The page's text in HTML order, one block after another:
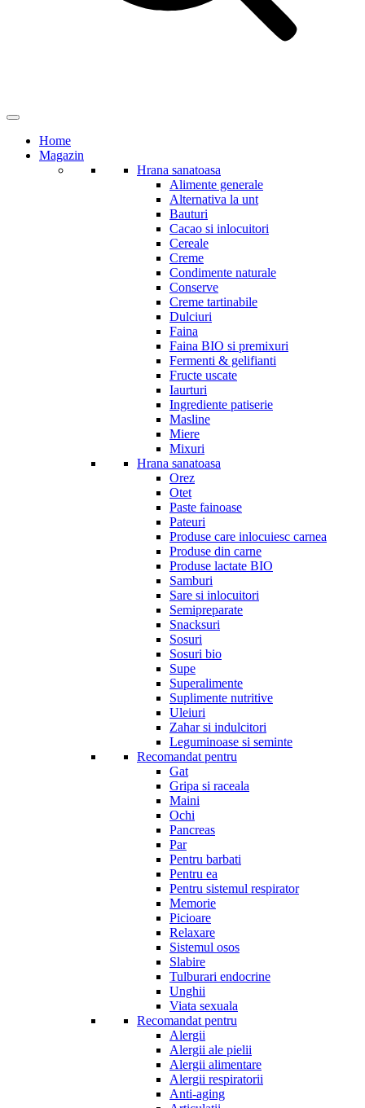
Home
Magazin
Hrana sanatoasa
Alimente generale
Alternativa la unt
Bauturi
Cacao si inlocuitori
Cereale
Creme
Condimente naturale
Conserve
Creme tartinabile
Dulciuri
Faina
Faina BIO si premixuri
Fermenti & gelifianti
Fructe uscate
Iaurturi
Ingrediente patiserie
Masline
Miere
Mixuri
Hrana sanatoasa
Orez
Otet
Paste fainoase
Pateuri
Produse care inlocuiesc carnea
Produse din carne
Produse lactate BIO
Samburi
Sare si inlocuitori
Semipreparate
Snacksuri
Sosuri
Sosuri bio
Supe
Superalimente
Suplimente nutritive
Uleiuri
Zahar si indulcitori
Leguminoase si seminte
Recomandat pentru
Gat
Gripa si raceala
Maini
Ochi
Pancreas
Par
Pentru barbati
Pentru ea
Pentru sistemul respirator
Memorie
Picioare
Relaxare
Sistemul osos
Slabire
Tulburari endocrine
Unghii
Viata sexuala
Recomandat pentru
Alergii
Alergii ale pielii
Alergii alimentare
Alergii respiratorii
Anti-aging